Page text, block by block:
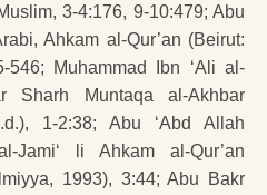
3-4:176, 9-10:479; Abu
Ahkam al-Qur’an (Beirut:
546; Muhammad Ibn ‘Ali al-
Sharh Muntaqa al-Akhbar
1-2:38; Abu ‘Abd Allah
Jami‘ li Ahkam al-Qur’an
1993), 3:44; Abu Bakr